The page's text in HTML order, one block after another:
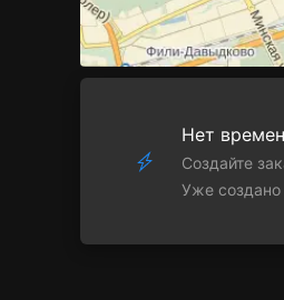
Нет
Создайте
Уже создано